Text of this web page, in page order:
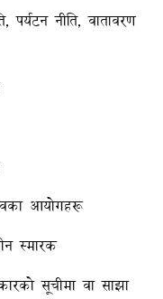
पर्यटन नीति, वातावरण
आयोगहरू
स्मारक
सूचीमा वा साझा